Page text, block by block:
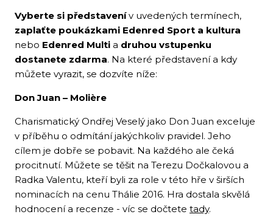
Vyberte si představenív uvedených termínech,
zaplaťte poukázkami Edenred Sport a kultura
nebo Edenred Multi a druhou vstupenku
dostanete zdarma. Na které představení a kdy
můžete vyrazit, se dozvíte níže:
Don Juan – Molière
Charismatický Ondřej Veselý jako Don Juan exceluje
v příběhu o odmítání jakýchkoliv pravidel. Jeho
cílem je dobře se pobavit. Na každého ale čeká
procitnutí. Můžete se těšit na Terezu Dočkalovou a
Radka Valentu, kteří byli za role v této hře v širších
nominacích na cenu Thálie 2016. Hra dostala skvělá
hodnocení a recenze - víc se dočtete tady.